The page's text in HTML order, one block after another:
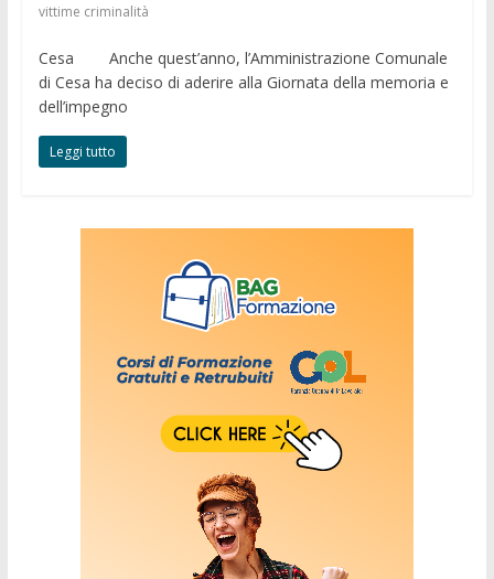
vittime criminalità
Cesa Anche quest’anno, l’Amministrazione Comunale
di Cesa ha deciso di aderire alla Giornata della memoria e
dell’impegno
Leggi tutto